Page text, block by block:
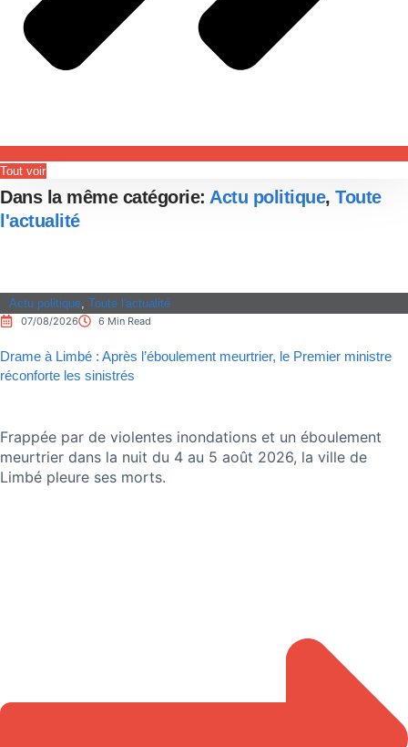
Tout voir
Dans la même catégorie: Actu politique, Toute
l'actualité
Actu politique Toute l'actualité
07/08/2026 6 Min Read
Drame à Limbé : Après l’éboulement meurtrier, le Premier ministre
réconforte les sinistrés
Frappée par de violentes inondations et un éboulement
meurtrier dans la nuit du 4 au 5 août 2026, la ville de
Limbé pleure ses morts.